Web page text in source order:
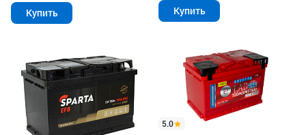
Купить Купить
5.0